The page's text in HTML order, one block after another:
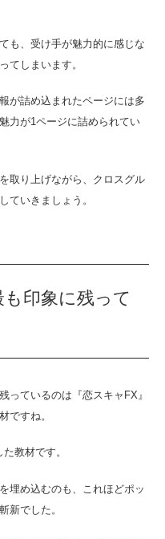
も、受け手が魅力的に感じな
てしまいます。
が詰め込まれたページには多
力が1ページに詰められてい
取り上げながら、クロスグル
ていきましょう。
印象に残って
っているのは『恋スキャFX』
ですね。
教材です。
埋め込むのも、これほどポッ
新でした。